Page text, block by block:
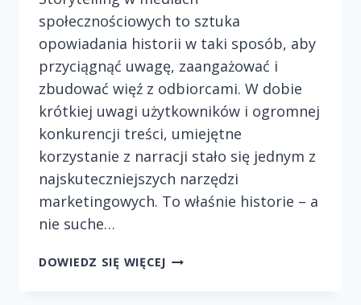
społecznościowych to sztuka
opowiadania historii w taki sposób, aby
przyciągnąć uwagę, zaangażować i
zbudować więź z odbiorcami. W dobie
krótkiej uwagi użytkowników i ogromnej
konkurencji treści, umiejętne
korzystanie z narracji stało się jednym z
najskuteczniejszych narzędzi
marketingowych. To właśnie historie – a
nie suche…
DOWIEDZ SIĘ WIĘCEJSTORYTELLING